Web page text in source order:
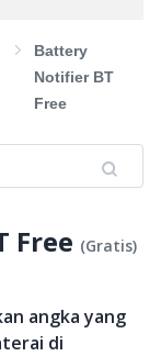
Battery
Notifier BT
Free
Free (Gratis)
angka yang
di